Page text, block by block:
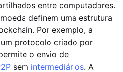
entre computadores.
definem uma estrutura
Por exemplo, a
protocolo criado por
o envio de
sem intermediários. A